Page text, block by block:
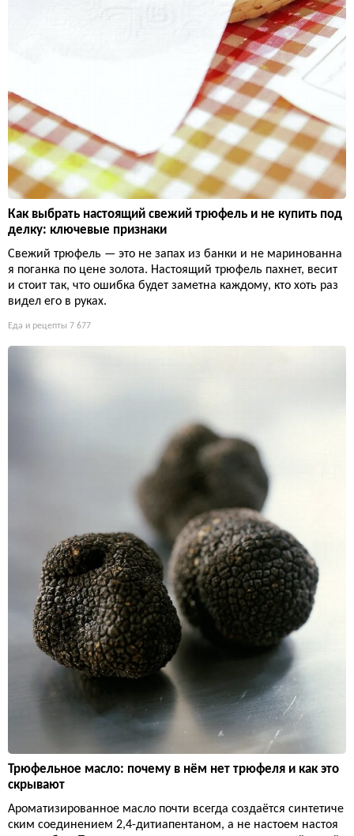
Как выбрать настоящий свежий трюфель и не купить под
делку: ключевые признаки
Свежий трюфель — это не запах из банки и не маринованна
я поганка по цене золота. Настоящий трюфель пахнет, весит
и стоит так, что ошибка будет заметна каждому, кто хоть раз
видел его в руках.
Еда и рецепты 7 677
Трюфельное масло: почему в нём нет трюфеля и как это
скрывают
Ароматизированное масло почти всегда создаётся синтетиче
ским соединением 2,4-дитиапентаном, а не настоем настоя